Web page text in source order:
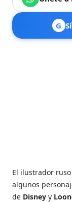
G
El ilustrador
algunos
de Disney y